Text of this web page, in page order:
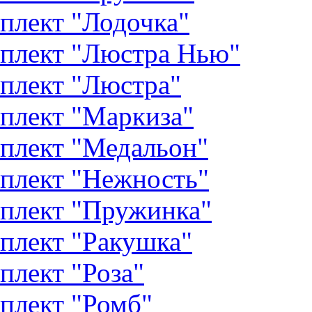
"Лодочка"
"Люстра Нью"
"Люстра"
"Маркиза"
"Медальон"
"Нежность"
"Пружинка"
"Ракушка"
"Роза"
"Ромб"